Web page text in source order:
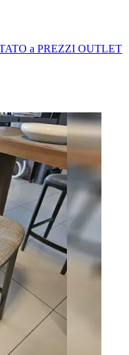
a PREZZI OUTLET